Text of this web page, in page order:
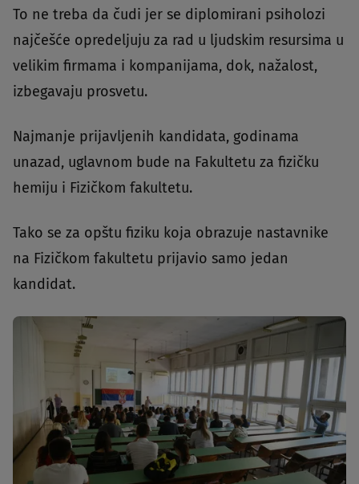
To ne treba da čudi jer se diplomirani psiholozi
najčešće opredeljuju za rad u ljudskim resursima u
velikim firmama i kompanijama, dok, nažalost,
izbegavaju prosvetu.
Najmanje prijavljenih kandidata, godinama
unazad, uglavnom bude na Fakultetu za fizičku
hemiju i Fizičkom fakultetu.
Tako se za opštu fiziku koja obrazuje nastavnike
na Fizičkom fakultetu prijavio samo jedan
kandidat.